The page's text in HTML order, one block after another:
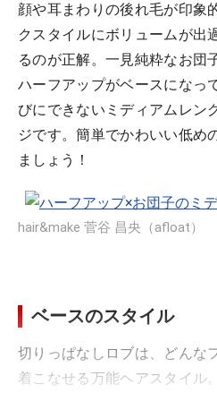
顔や耳まわりの後れ毛が印象
クスタイルにボリュームが出
るのが正解。一見純粋なお団
ハーフアップがベースになっ
びにできないミディアムレン
ジです。簡単でかわいい低め
ましょう！
hair&make 菅谷 昌央（afloat）
ベースのスタイル
切りっぱなしロブは、どんな
着こなせる万能ヘアスタイル